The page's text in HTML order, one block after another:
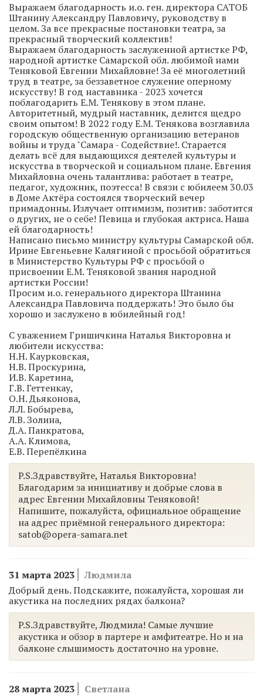
Выражаем благодарность и.о. ген. директора САТОБ
Штанину Александру Павловичу, руководству в
целом. За все прекрасные постановки театра, за
прекрасный творческий коллектив!
Выражаем благодарность заслуженной артистке РФ,
народной артистке Самарской обл. любимой нами
Теняковой Евгении Михайловне! За её многолетний
труд в театре, за беззаветное служение оперному
искусству! В год наставника - 2023 хочется
поблагодарить Е.М. Тенякову в этом плане.
Авторитетный, мудрый наставник, делится щедро
своим опытом! В 2022 году Е.М. Тенякова возглавила
городскую общественную организацию ветеранов
войны и труда "Самара - Содействие!. Старается
делать всё для выдающихся деятелей культуры и
искусства в творческой и социальном плане. Евгения
Михайловна очень талантлива: работает в театре,
педагог, художник, поэтесса! В связи с юбилеем 30.03
в Доме Актёра состоялся творческий вечер
примадонны. Излучает оптимизм, позитив: заботится
о других, не о себе! Певица и глубокая актриса. Наша
ей благодарность!
Написано письмо министру культуры Самарской обл.
Ирине Евгеньевне Калягиной с просьбой обратиться
в Министерство Культуры РФ с просьбой о
присвоении Е.М. Теняковой звания народной
артистки России!
Просим и.о. генерального директора Штанина
Александра Павловича поддержать! Это было бы
хорошо и заслужено в юбилейный год!
С уважением Гришичкина Наталья Викторовна и
любители искусства:
Н.Н. Каурковская,
Н.В. Проскурина,
И.В. Каретина,
Г.В. Геттенкау,
О.Н. Дьяконова,
Л.Л. Бобырева,
Л.В. Золина,
Д.А. Панкратова,
А.А. Климова,
Е.В. Перепёлкина
P.S.Здравствуйте, Наталья Викторовна!
Благодарим за инициативу и добрые слова в
адрес Евгении Михайловны Теняковой!
Напишите, пожалуйста, официальное обращение
на адрес приёмной генерального директора:
satob@opera-samara.net
31 марта 2023
Людмила
Добрый день. Подскажите, пожалуйста, хорошая ли
акустика на последних рядах балкона?
P.S.Здравствуйте, Людмила! Самые лучшие
акустика и обзор в партере и амфитеатре. Но и на
балконе слышимость достаточно на уровне.
28 марта 2023
Светлана